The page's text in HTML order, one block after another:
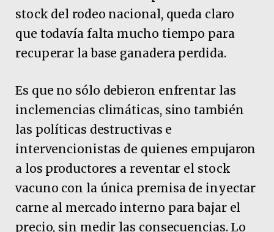
stock del rodeo nacional, queda claro
que todavía falta mucho tiempo para
recuperar la base ganadera perdida.
Es que no sólo debieron enfrentar las
inclemencias climáticas, sino también
las políticas destructivas e
intervencionistas de quienes empujaron
a los productores a reventar el stock
vacuno con la única premisa de inyectar
carne al mercado interno para bajar el
precio, sin medir las consecuencias. Lo